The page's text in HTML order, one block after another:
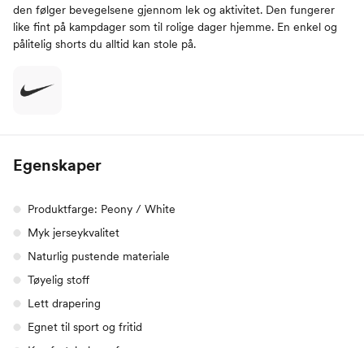
den følger bevegelsene gjennom lek og aktivitet. Den fungerer
like fint på kampdager som til rolige dager hjemme. En enkel og
pålitelig shorts du alltid kan stole på.
Egenskaper
Produktfarge: Peony / White
Myk jerseykvalitet
Naturlig pustende materiale
Tøyelig stoff
Lett drapering
Egnet til sport og fritid